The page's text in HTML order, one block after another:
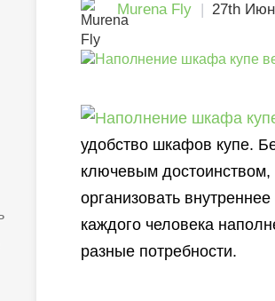
Murena Fly 27th
удобство шкафов купе.
ключевым
организовать
каждого человека
разные потребности.